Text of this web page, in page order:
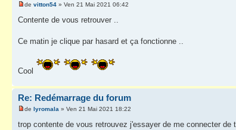
de vitton54 » Ven 21 Mai 2021 06:42
Contente de vous retrouver ..
Ce matin je clique par hasard et ça fonctionne ..
Cool
Re: Redémarrage du forum
de lyromala » Ven 21 Mai 2021 18:22
trop contente de vous retrouvez j'essayer de me connecter